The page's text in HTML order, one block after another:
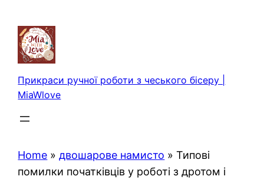
вмісту
Прикраси ручної роботи з чеського бісеру |
MiaWlove
Home »двошарове намисто »Типові
помилки початківців у роботі з дротом і